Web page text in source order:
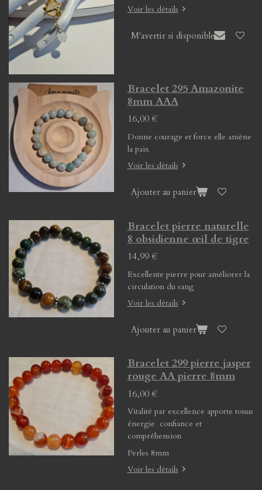
Voir les détails
M'avertir si disponible
Bracelet 295 Amazonite
8mm AAA
16,00 €
Donne courage et force elle amène
la paix
Voir les détails
Ajouter au panier
Bracelet pierre naturelle
8 obsidienne œil de tigre
14,99 €
Excellente pierre pour améliorer la
circulation du sang
Voir les détails
Ajouter au panier
Bracelet 299 pierre jasper
rouge AA pierre 8mm
16,00 €
Vitalité par excellence apporte tonus
énergie confiance et
compréhension
Perles 8mm
Voir les détails